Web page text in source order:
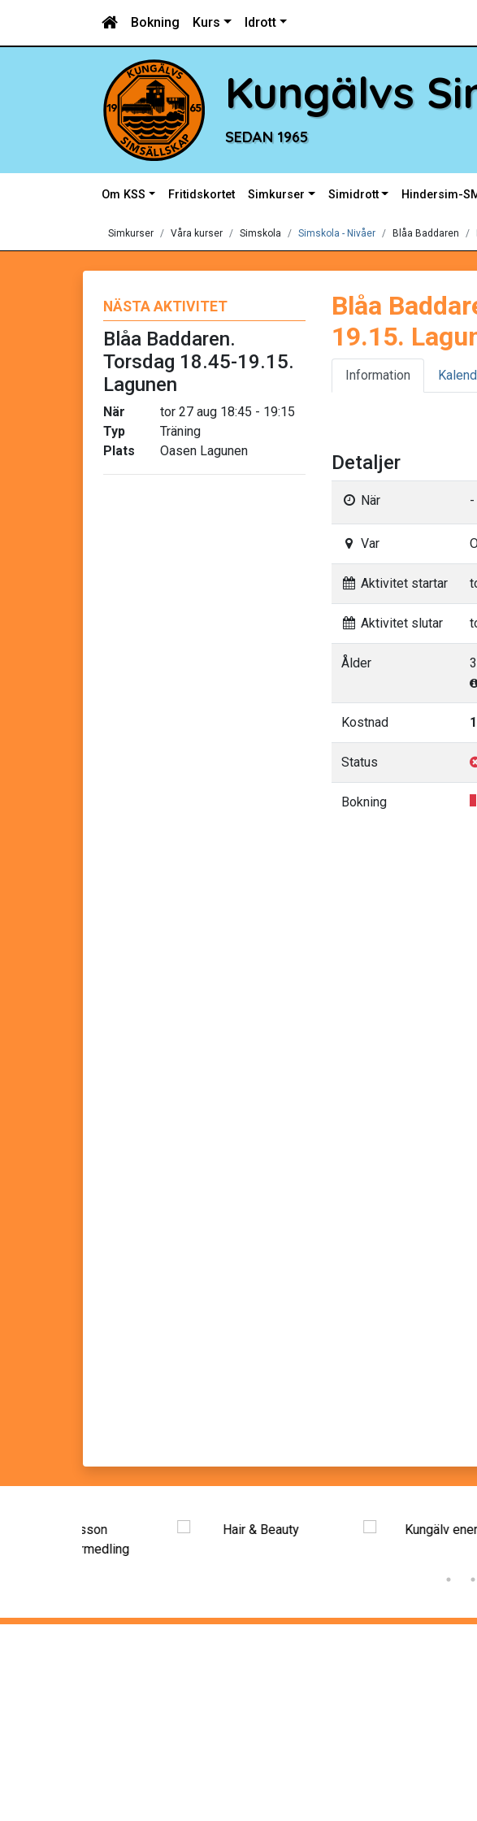
Bokning Kurs Idrott
Kungälvs
SEDAN 1965
Om KSS Fritidskortet Simkurser Simidrott Hindersim-
Simkurser Våra kurser Simskola Simskola - Nivåer Blåa Baddaren
NÄSTA AKTIVITET
Blåa Baddaren.
Torsdag 18.45-19.15.
Lagunen
När
tor 27 aug 18:45 - 19:15
Typ
Träning
Plats
Oasen Lagunen
Blåa
19.15.
Information
Detaljer
När -
Var
Aktivitet startar
Aktivitet slutar
Ålder
Kostnad
Status
Bokning